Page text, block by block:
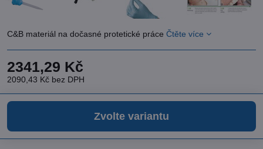
C&B materiál na dočasné protetické práce Čtěte více
2341,29 Kč
2090,43 Kč bez DPH
Zvolte variantu